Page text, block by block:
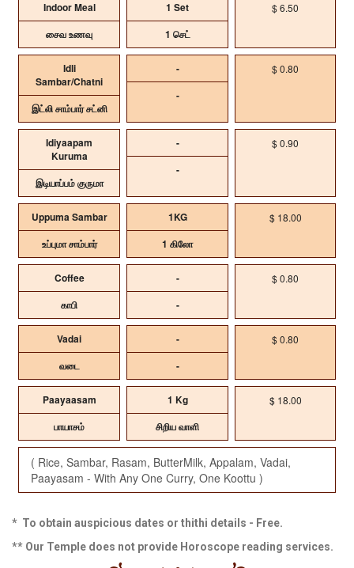
Indoor Meal
சைவ உணவு
1 Set
1 செட்
$ 6.50
Idli
Sambar/Chatni
இட்லி சாம்பார் சட்னி
-
-
$ 0.80
Idiyaapam
Kuruma
இடியாப்பம் குருமா
-
-
$ 0.90
Uppuma Sambar
உப்புமா சாம்பார்
1KG
1 கிலோ
$ 18.00
Coffee
காபி
-
-
$ 0.80
Vadai
வடை
-
-
$ 0.80
Paayaasam
பாயாசம்
1 Kg
சிறிய வாளி
$ 18.00
( Rice, Sambar, Rasam, ButterMilk, Appalam, Vadai,
Paayasam - With Any One Curry, One Koottu )
* To obtain auspicious dates or thithi details - Free.
** Our Temple does not provide Horoscope reading services.